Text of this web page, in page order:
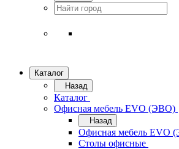
Каталог
Назад
Каталог
Офисная мебель EVO (ЭВО)
Назад
Офисная мебель EVO
Cтолы офисные